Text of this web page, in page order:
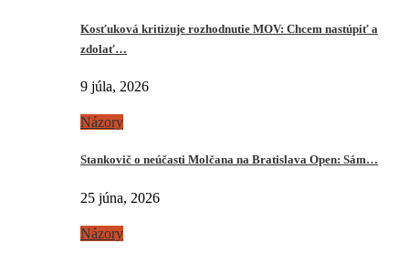
Kosťuková kritizuje rozhodnutie MOV: Chcem nastúpiť a
zdolať…
9 júla, 2026
Názory
Stankovič o neúčasti Molčana na Bratislava Open: Sám…
25 júna, 2026
Názory